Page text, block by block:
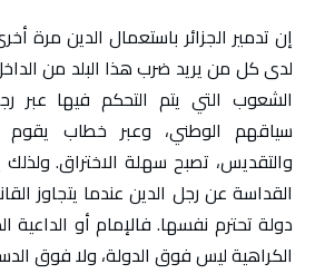
إن تدمير الجزائر باستعمال الدين مرة
لدى كل من يريد ضرب هذا البلد من
الشعوب التي يتم التحكم فيها عبر
سياقهم الوطني، وعبر خطاب يقوم
والتقديس، تصبح سهلة الاختراق.
القداسة عن رجل الدين عندما يتجاوز
دولة تحترم نفسها. فالإمام أو
الكراهية ليس فوق الدولة، ولا فوق